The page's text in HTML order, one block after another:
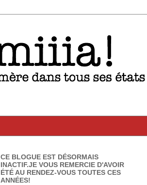
CE BLOGUE EST DÉSORMAIS
INACTIF.JE VOUS REMERCIE D'AVOIR
ÉTÉ AU RENDEZ-VOUS TOUTES CES
ANNÉES!